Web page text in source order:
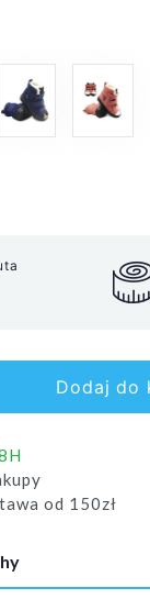
Dodaj do
od 150zł